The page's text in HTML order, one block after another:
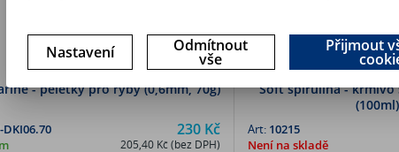
- peletky pro ryby (0,6mm, 70g)
230 Kč
205,40 Kč (bez DPH)
DKI06.70
Soft spirulina - krmivo
(100ml)
Art: 10215
Není na skladě
Nastavení Odmítnout
vše
Přijmout